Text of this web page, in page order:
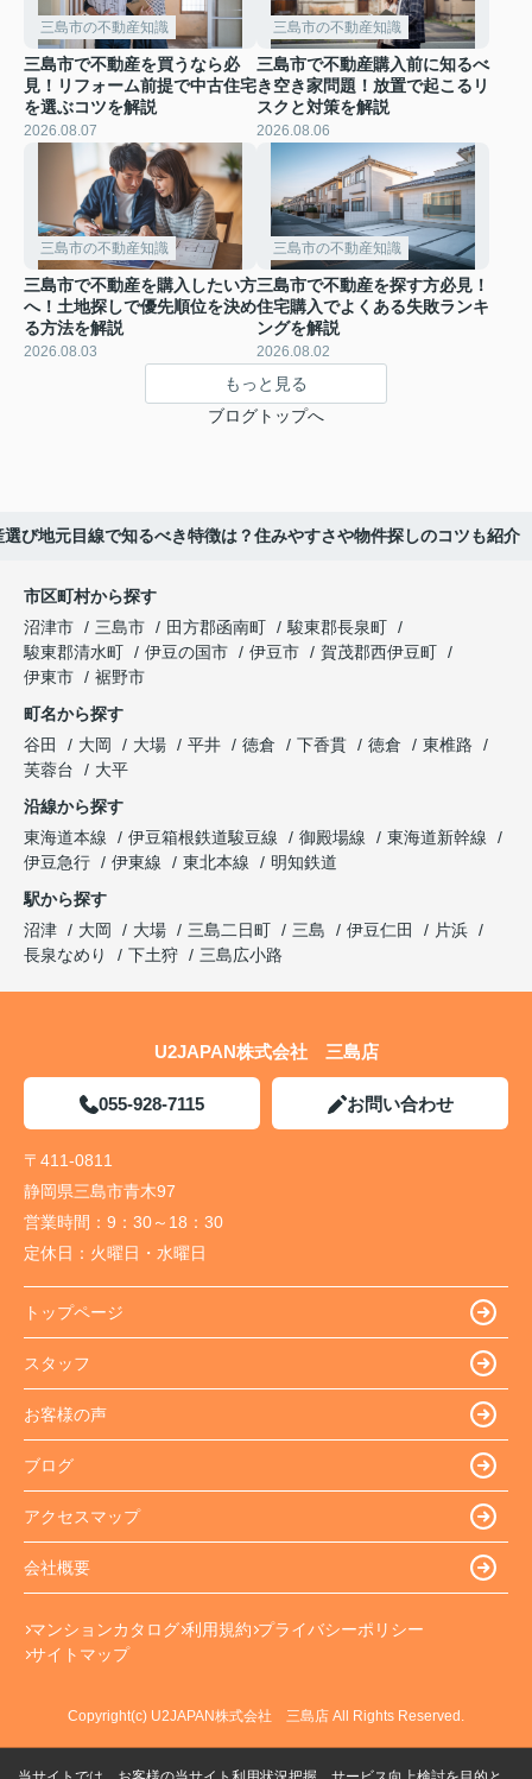
三島市の不動産知識
三島市で不動産を買うなら必
見！リフォーム前提で中古住宅
を選ぶコツを解説
2026.08.07
三島市の不動産知識
三島市で不動産購入前に知るべ
き空き家問題！放置で起こるリ
スクと対策を解説
2026.08.06
三島市の不動産知識
三島市で不動産を購入したい方
へ！土地探しで優先順位を決め
る方法を解説
2026.08.03
三島市の不動産知識
三島市で不動産を探す方必見！
住宅購入でよくある失敗ランキ
ングを解説
2026.08.02
もっと見る
ブログトップへ
び地元目線で知るべき特徴は？住みやすさや物件探しのコツも紹介
市区町村から探す
沼津市
三島市 田方郡函南町
駿東郡長泉町
駿東郡清水町
伊豆の国市 伊豆市
賀茂郡西伊豆町
伊東市
裾野市
町名から探す
谷田
大岡 大場 平井 徳倉 下香貫 徳倉
東椎路
芙蓉台
大平
沿線から探す
東海道本線
伊豆箱根鉄道駿豆線 御殿場線
東海道新幹線
伊豆急行
伊東線 東北本線
明知鉄道
駅から探す
沼津
大岡 大場 三島二日町 三島 伊豆仁田
片浜
長泉なめり
下土狩 三島広小路
U2JAPAN株式会社 三島店
055-928-7115 お問い合わせ
〒411-0811
静岡県三島市青木97
営業時間： 9：30～18：30
定休日： 火曜日・水曜日
トップページ
スタッフ
お客様の声
ブログ
アクセスマップ
会社概要
マンションカタログ 利用規約 プライバシーポリシー
サイトマップ
Copyright(c) U2JAPAN株式会社 三島店 All Rights Reserved.